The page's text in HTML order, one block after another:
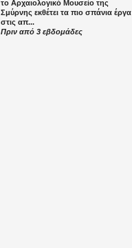
το Αρχαιολογικό Μουσείο της
Σμύρνης εκθέτει τα πιο σπάνια έργα
στις απ...
Πριν από 3 εβδομάδες